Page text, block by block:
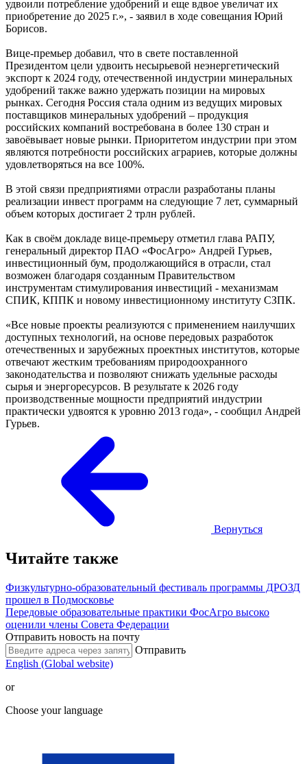
удвоили потребление удобрений и еще вдвое увеличат их
приобретение до 2025 г.», - заявил в ходе совещания Юрий
Борисов.
Вице-премьер добавил, что в свете поставленной
Президентом цели удвоить несырьевой неэнергетический
экспорт к 2024 году, отечественной индустрии минеральных
удобрений также важно удержать позиции на мировых
рынках. Сегодня Россия стала одним из ведущих мировых
поставщиков минеральных удобрений – продукция
российских компаний востребована в более 130 стран и
завоёвывает новые рынки. Приоритетом индустрии при этом
являются потребности российских аграриев, которые должны
удовлетворяться на все 100%.
В этой связи предприятиями отрасли разработаны планы
реализации инвест программ на следующие 7 лет, суммарный
объем которых достигает 2 трлн рублей.
Как в своём докладе вице-премьеру отметил глава РАПУ,
генеральный директор ПАО «ФосАгро» Андрей Гурьев,
инвестиционный бум, продолжающийся в отрасли, стал
возможен благодаря созданным Правительством
инструментам стимулирования инвестиций - механизмам
СПИК, КППК и новому инвестиционному институту СЗПК.
«Все новые проекты реализуются с применением наилучших
доступных технологий, на основе передовых разработок
отечественных и зарубежных проектных институтов, которые
отвечают жестким требованиям природоохранного
законодательства и позволяют снижать удельные расходы
сырья и энергоресурсов. В результате к 2026 году
производственные мощности предприятий индустрии
практически удвоятся к уровню 2013 года», - сообщил Андрей
Гурьев.
Вернуться
Читайте также
Физкультурно-образовательный фестиваль программы ДРОЗД
прошел в Подмосковье
Передовые образовательные практики ФосАгро высоко
оценили члены Совета Федерации
Отправить новость на почту
Отправить
English (Global website)
or
Choose your language